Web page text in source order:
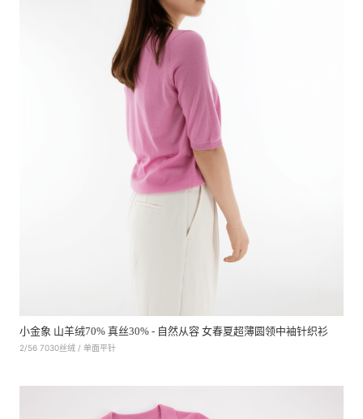
小金象 山羊绒70% 真丝30% - 自然从容 女春夏超薄圆领中袖针织衫
2/56 7030丝绒 / 单面平针